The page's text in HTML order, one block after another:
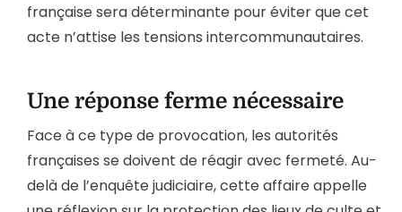
française sera déterminante pour éviter que cet
acte n’attise les tensions intercommunautaires.
Une réponse ferme nécessaire
Face à ce type de provocation, les autorités
françaises se doivent de réagir avec fermeté. Au-
delà de l’enquête judiciaire, cette affaire appelle